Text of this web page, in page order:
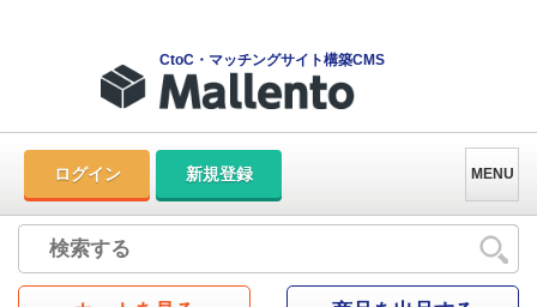
CtoC・マッチングサイト構築CMS
ログイン 新規登録 MENU